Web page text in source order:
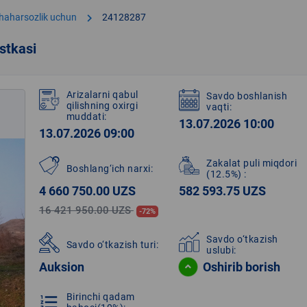
uchun chevron_right 24128287
Arizalarni qabul
qilishning oxirgi
muddati:
13.07.2026 09:00
Savdo boshlanish
vaqti:
13.07.2026 10:00
Boshlang‘ich narxi:
4 660 750.00 UZS
16 421 950.00 UZS -72%
Zakalat puli miqdori
(12.5%) :
582 593.75 UZS
Savdo o‘tkazish turi:
Auksion
Savdo o‘tkazish
uslubi:
Oshirib borish
format_list_numbered
Birinchi qadam